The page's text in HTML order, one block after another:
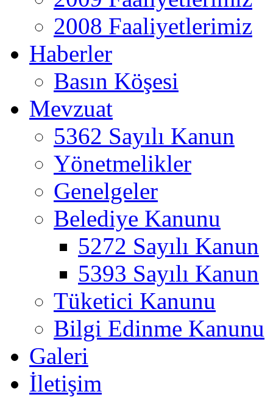
2008 Faaliyetlerimiz
Haberler
Basın Köşesi
Mevzuat
5362 Sayılı Kanun
Yönetmelikler
Genelgeler
Belediye Kanunu
5272 Sayılı Kanun
5393 Sayılı Kanun
Tüketici Kanunu
Bilgi Edinme Kanunu
Galeri
İletişim